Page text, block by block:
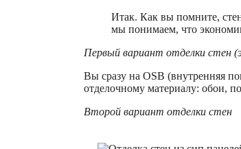
Итак. Как вы помните,
мы понимаем, что
Первый вариант отделки стен
Вы сразу на ОSB (внутренняя
отделочному материалу: обои,
Второй вариант отделки стен